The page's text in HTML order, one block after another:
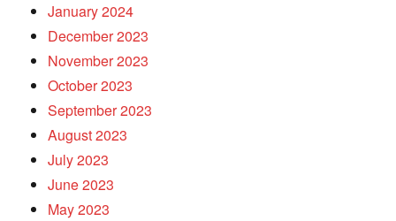
January 2024
December 2023
November 2023
October 2023
September 2023
August 2023
July 2023
June 2023
May 2023